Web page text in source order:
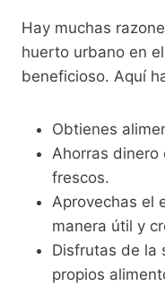
Hay muchas
huerto urbano en
beneficioso. Aquí
Obtienes
Ahorras dinero
frescos.
Aprovechas el
manera útil y
Disfrutas de la
propios